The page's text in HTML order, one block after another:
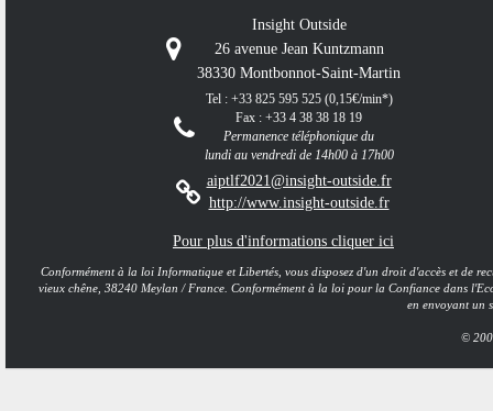
Insight Outside
26 avenue Jean Kuntzmann
38330 Montbonnot-Saint-Martin
Tel : +33 825 595 525 (0,15€/min*)
Fax : +33 4 38 38 18 19
Permanence téléphonique du
lundi au vendredi de 14h00 à 17h00
aiptlf2021@insight-outside.fr
http://www.insight-outside.fr
Pour plus d'informations cliquer ici​
Conformément à la loi Informatique et Libertés, vous disposez d'un droit d'accès et de
vieux chêne, 38240 Meylan / France. Conformément à la loi pour la Confiance dans
en envoyant un
©